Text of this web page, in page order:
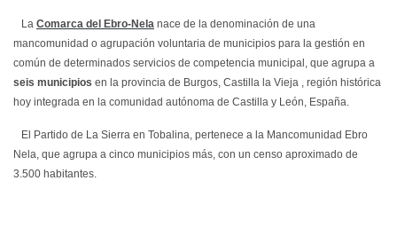
La Comarca del Ebro-Nela nace de la denominación de una
mancomunidad o agrupación voluntaria de municipios para la gestión en
común de determinados servicios de competencia municipal, que agrupa a
seis municipios en la provincia de Burgos, Castilla la Vieja , región histórica
hoy integrada en la comunidad autónoma de Castilla y León, España.
El Partido de La Sierra en Tobalina, pertenece a la Mancomunidad Ebro
Nela, que agrupa a cinco municipios más, con un censo aproximado de
3.500 habitantes.